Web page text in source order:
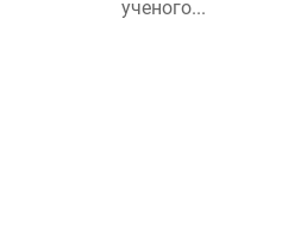
ученого...